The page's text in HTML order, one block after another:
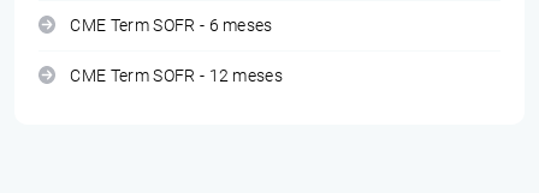
CME Term SOFR - 6 meses
CME Term SOFR - 12 meses